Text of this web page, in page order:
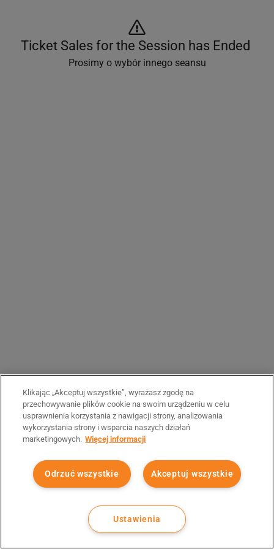
Ticket Sales for the Session has Ended
Prosimy o wybór innego seansu
Klikając „Akceptuj wszystkie”, wyrażasz zgodę na
przechowywanie plików cookie na swoim urządzeniu w celu
usprawnienia korzystania z nawigacji strony, analizowania
wykorzystania strony i wsparcia naszych działań
marketingowych. Więcej informacji
Akceptuj wszystkie
Odrzuć wszystkie
Ustawienia